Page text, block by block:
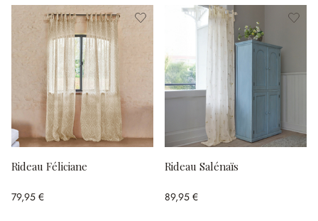
Rideau Féliciane
79,95 €
Rideau Salénaïs
89,95 €